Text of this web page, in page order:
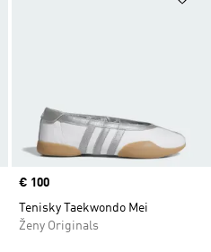
Price
€ 100
Tenisky Taekwondo Mei
Ženy Originals